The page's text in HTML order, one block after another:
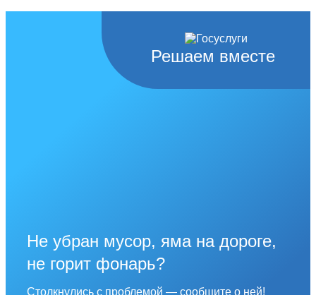
Решаем вместе
Не убран мусор, яма на дороге,
не горит фонарь?
Столкнулись с проблемой — сообщите о ней!